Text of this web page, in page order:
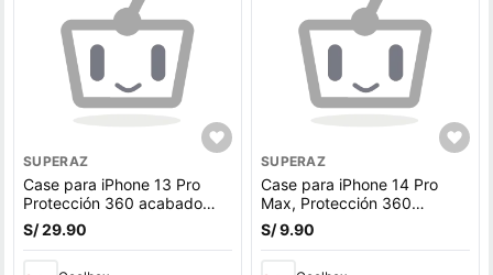
SUPERAZ
Case para iPhone 13 Pro
Protección 360 acabado
puffer, degradado azul
S/ 29.90
SUPERAZ
Case para iPhone 14 Pro
Max, Protección 360
acabado puffer, degradado
rosado
S/ 9.90